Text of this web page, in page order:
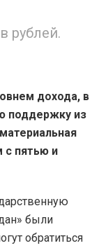
рублей.
дохода, в
поддержку из
с пятью и
были
обратиться